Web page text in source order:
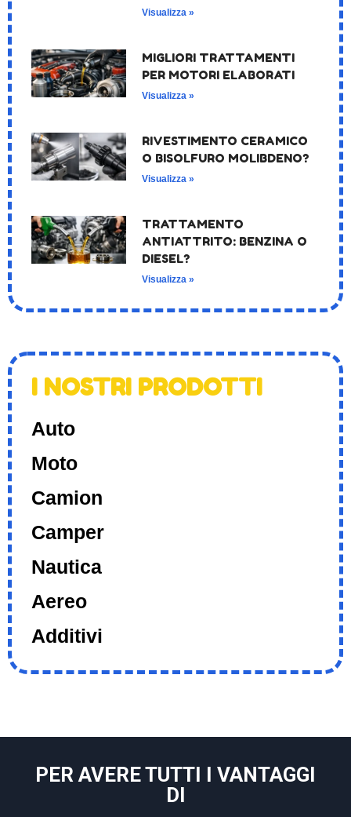
Visualizza »
MIGLIORI TRATTAMENTI
PER MOTORI ELABORATI
Visualizza »
RIVESTIMENTO CERAMICO
O BISOLFURO MOLIBDENO?
Visualizza »
TRATTAMENTO
ANTIATTRITO: BENZINA O
DIESEL?
Visualizza »
I NOSTRI PRODOTTI
Auto
Moto
Camion
Camper
Nautica
Aereo
Additivi
PER AVERE TUTTI I VANTAGGI
DI